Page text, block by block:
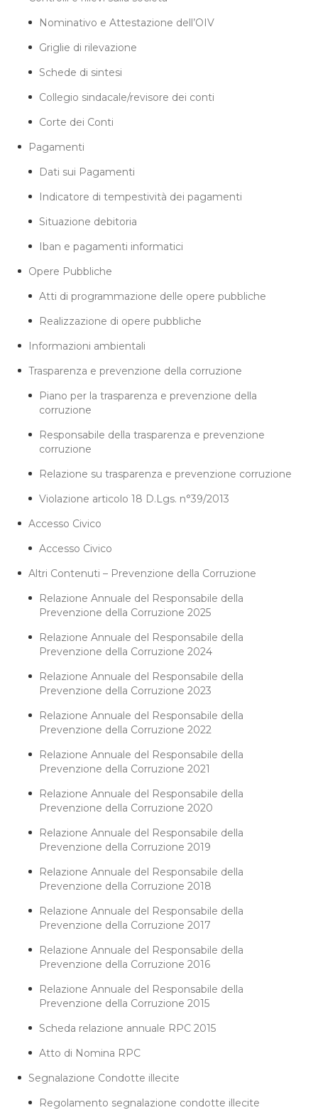
Nominativo e Attestazione dell’OIV
Griglie di rilevazione
Schede di sintesi
Collegio sindacale/revisore dei conti
Corte dei Conti
Pagamenti
Dati sui Pagamenti
Indicatore di tempestività dei pagamenti
Situazione debitoria
Iban e pagamenti informatici
Opere Pubbliche
Atti di programmazione delle opere pubbliche
Realizzazione di opere pubbliche
Informazioni ambientali
Trasparenza e prevenzione della corruzione
Piano per la trasparenza e prevenzione della
corruzione
Responsabile della trasparenza e prevenzione
corruzione
Relazione su trasparenza e prevenzione corruzione
Violazione articolo 18 D.Lgs. n°39/2013
Accesso Civico
Accesso Civico
Altri Contenuti – Prevenzione della Corruzione
Relazione Annuale del Responsabile della
Prevenzione della Corruzione 2025
Relazione Annuale del Responsabile della
Prevenzione della Corruzione 2024
Relazione Annuale del Responsabile della
Prevenzione della Corruzione 2023
Relazione Annuale del Responsabile della
Prevenzione della Corruzione 2022
Relazione Annuale del Responsabile della
Prevenzione della Corruzione 2021
Relazione Annuale del Responsabile della
Prevenzione della Corruzione 2020
Relazione Annuale del Responsabile della
Prevenzione della Corruzione 2019
Relazione Annuale del Responsabile della
Prevenzione della Corruzione 2018
Relazione Annuale del Responsabile della
Prevenzione della Corruzione 2017
Relazione Annuale del Responsabile della
Prevenzione della Corruzione 2016
Relazione Annuale del Responsabile della
Prevenzione della Corruzione 2015
Scheda relazione annuale RPC 2015
Atto di Nomina RPC
Segnalazione Condotte illecite
Regolamento segnalazione condotte illecite